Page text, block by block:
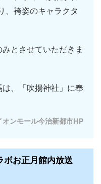
、袴姿のキャラクタ
とさせていただきま
、「吹揚神社」に奉
オンモール今治新都市HP
ボお正月館内放送